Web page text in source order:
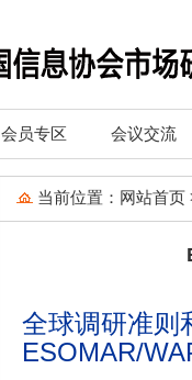
会员专区 会议交流
当前位置： 网站首页
全球调研准则
ESOMAR/